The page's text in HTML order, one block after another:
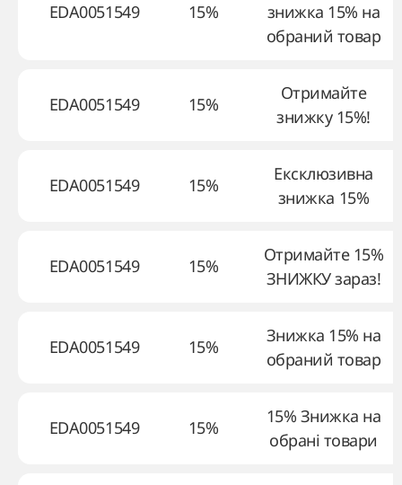
EDA0051549 15%
знижка 15% на
обраний товар
EDA0051549 15%
Отримайте
знижку 15%!
EDA0051549 15%
Ексклюзивна
знижка 15%
EDA0051549 15%
Отримайте 15%
ЗНИЖКУ зараз!
EDA0051549 15%
Знижка 15% на
обраний товар
EDA0051549 15%
15% Знижка на
обрані товари